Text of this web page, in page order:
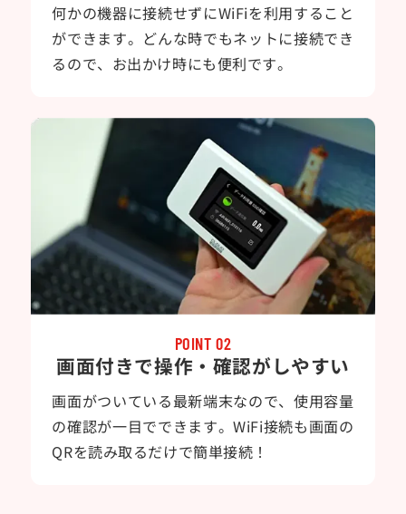
何かの機器に接続せずにWiFiを利用すること
ができます。どんな時でもネットに接続でき
るので、お出かけ時にも便利です。
POINT 02
画面付きで操作・確認がしやすい
画面がついている最新端末なので、使用容量
の確認が一目でできます。WiFi接続も画面の
QRを読み取るだけで簡単接続！